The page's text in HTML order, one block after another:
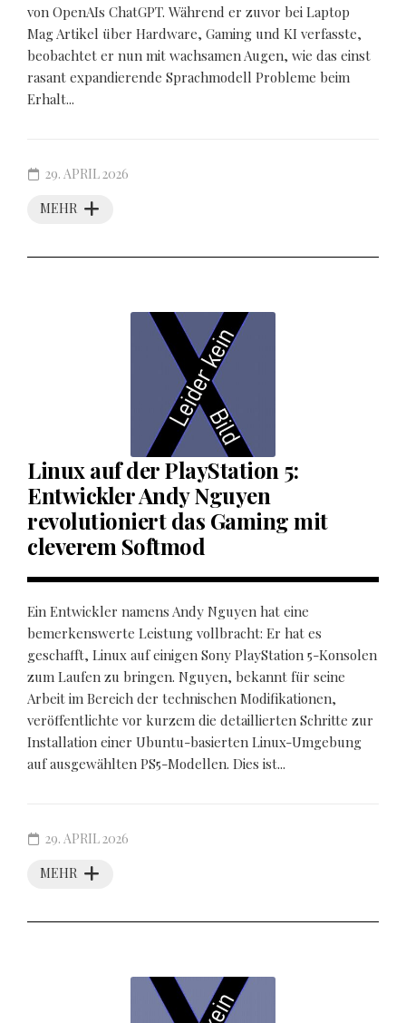
von OpenAIs ChatGPT. Während er zuvor bei Laptop
Mag Artikel über Hardware, Gaming und KI verfasste,
beobachtet er nun mit wachsamen Augen, wie das einst
rasant expandierende Sprachmodell Probleme beim
Erhalt...
MEHR
29. APRIL 2026
Linux auf der PlayStation 5:
Entwickler Andy Nguyen
revolutioniert das Gaming mit
cleverem Softmod
Ein Entwickler namens Andy Nguyen hat eine
bemerkenswerte Leistung vollbracht: Er hat es
geschafft, Linux auf einigen Sony PlayStation 5-Konsolen
zum Laufen zu bringen. Nguyen, bekannt für seine
Arbeit im Bereich der technischen Modifikationen,
veröffentlichte vor kurzem die detaillierten Schritte zur
Installation einer Ubuntu-basierten Linux-Umgebung
auf ausgewählten PS5-Modellen. Dies ist...
MEHR
29. APRIL 2026